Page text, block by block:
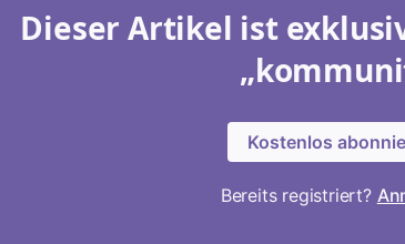
Dieser Artikel ist
Kostenlos
Bereits registriert?